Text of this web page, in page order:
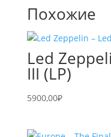
Похожие
Led
III (LP)
5900,00₽